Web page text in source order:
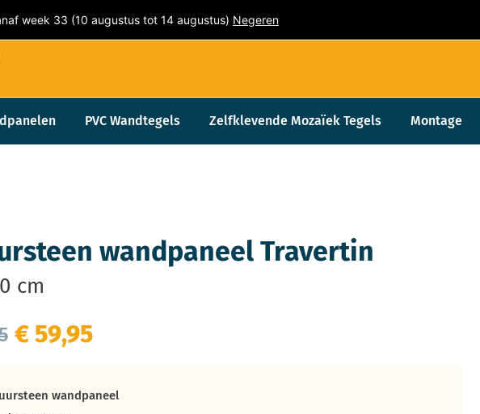
week 33 (10 augustus tot 14 augustus) Negeren
PVC Wandtegels Zelfklevende Mozaïek Tegels Montage
wandpaneel Travertin
cm
€59,95
wandpaneel